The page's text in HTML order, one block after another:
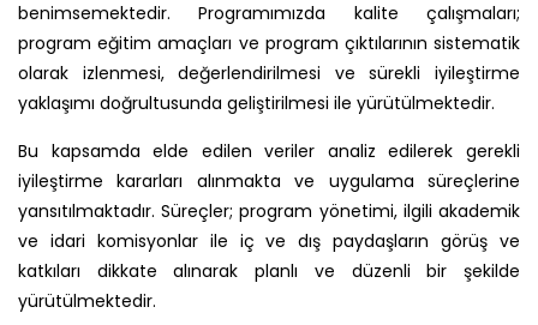
benimsemektedir. Programımızda kalite çalışmaları;
program eğitim amaçları ve program çıktılarının sistematik
olarak izlenmesi, değerlendirilmesi ve sürekli iyileştirme
yaklaşımı doğrultusunda geliştirilmesi ile yürütülmektedir.
Bu kapsamda elde edilen veriler analiz edilerek gerekli
iyileştirme kararları alınmakta ve uygulama süreçlerine
yansıtılmaktadır. Süreçler; program yönetimi, ilgili akademik
ve idari komisyonlar ile iç ve dış paydaşların görüş ve
katkıları dikkate alınarak planlı ve düzenli bir şekilde
yürütülmektedir.